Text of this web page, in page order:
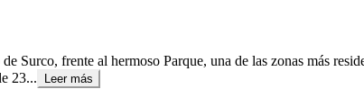
Surco, frente al hermoso Parque, una de las zonas más
23...
Leer más